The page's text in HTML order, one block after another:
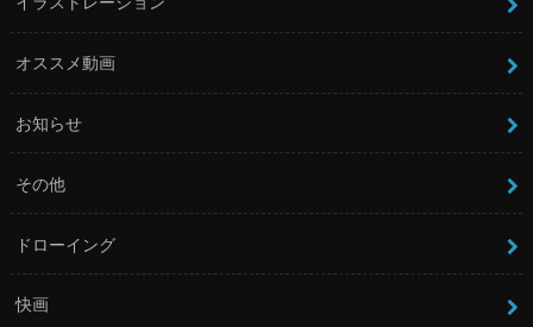
オススメ動画
お知らせ
その他
ドローイング
快画